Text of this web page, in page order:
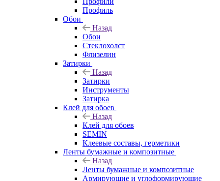
Профиль
Обои
Назад
Обои
Стеклохолст
Флизелин
Затирки
Назад
Затирки
Инструменты
Затирка
Клей для обоев
Назад
Клей для обоев
SEMIN
Клеевые составы, герметики
Ленты бумажные и композитные
Назад
Ленты бумажные и композитные
Армирующие и углоформирующие